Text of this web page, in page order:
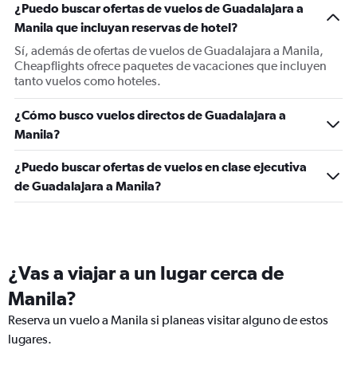
¿Puedo buscar ofertas de vuelos de Guadalajara a
Manila que incluyan reservas de hotel?
Sí, además de ofertas de vuelos de Guadalajara a Manila,
Cheapflights ofrece paquetes de vacaciones que incluyen
tanto vuelos como hoteles.
¿Cómo busco vuelos directos de Guadalajara a
Manila?
¿Puedo buscar ofertas de vuelos en clase ejecutiva
de Guadalajara a Manila?
¿Vas a viajar a un lugar cerca de
Manila?
Reserva un vuelo a Manila si planeas visitar alguno de estos
lugares.